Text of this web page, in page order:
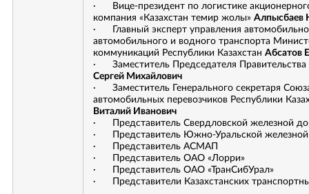
· Вице-президент по логистике
компания «Казахстан темир жолы» Алпысбаев
· Главный эксперт управления
автомобильного и водного транспорта
коммуникаций Республики Казахстан Абсатов
· Заместитель Председателя
Сергей Михайлович
· Заместитель Генерального секретаря
автомобильных перевозчиков Республики
Виталий Иванович
· Представитель Свердловской железной
· Представитель Южно-Уральской железной
· Представитель АСМАП
· Представитель ОАО «Лорри»
· Представитель ОАО «ТранСибУрал»
· Представители Казахстанских
ОТЗЫВ
ОТПРАВИТЬ ЗАЯВКУ